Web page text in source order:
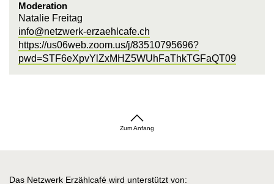
Moderation
Natalie Freitag
info@netzwerk-erzaehlcafe.ch
https://us06web.zoom.us/j/83510795696?
pwd=STF6eXpvYlZxMHZ5WUhFaThkTGFaQT09
Zum Anfang
Das Netzwerk Erzählcafé wird unterstützt von: